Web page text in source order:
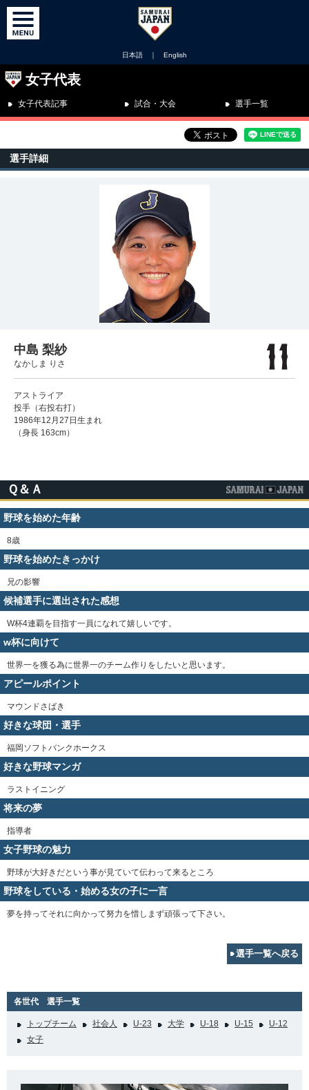
日本語 ｜ English
女子代表
女子代表記事 試合・大会 選手一覧
選手詳細
中島 梨紗
なかしま りさ
アストライア
投手（右投右打）
1986年12月27日生まれ
（身長 163cm）
Ｑ＆Ａ
野球を始めた年齢
8歳
野球を始めたきっかけ
兄の影響
候補選手に選出された感想
W杯4連覇を目指す一員になれて嬉しいです。
w杯に向けて
世界一を獲る為に世界一のチーム作りをしたいと思います。
アピールポイント
マウンドさばき
好きな球団・選手
福岡ソフトバンクホークス
好きな野球マンガ
ラストイニング
将来の夢
指導者
女子野球の魅力
野球が大好きだという事が見ていて伝わって来るところ
野球をしている・始める女の子に一言
夢を持ってそれに向かって努力を惜しまず頑張って下さい。
選手一覧へ戻る
各世代 選手一覧
トップチーム 社会人 U-23 大学 U-18 U-15
U-12
女子